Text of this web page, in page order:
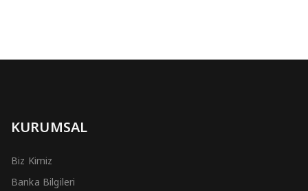
KURUMSAL
Biz Kimiz
Banka Bilgileri